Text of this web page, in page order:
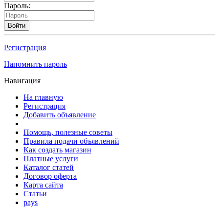
Пароль:
Войти
Регистрация
Напомнить пароль
Навигация
На главную
Регистрация
Добавить объявление
Помощь, полезные советы
Правила подачи объявлений
Как создать магазин
Платные услуги
Каталог статей
Договор оферта
Карта сайта
Статьи
pays